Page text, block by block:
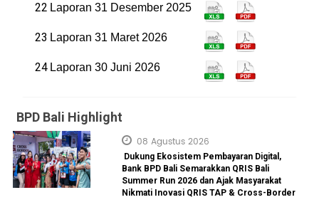
22 Laporan 31 Desember 2025
23 Laporan 31 Maret 2026
24 Laporan 30 Juni 2026
BPD Bali Highlight
08 Agustus 2026
Dukung Ekosistem Pembayaran Digital,
Bank BPD Bali Semarakkan QRIS Bali
Summer Run 2026 dan Ajak Masyarakat
Nikmati Inovasi QRIS TAP & Cross-Border